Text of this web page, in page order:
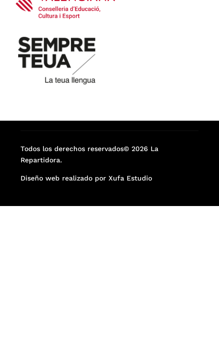
Todos los derechos reservados© 2026 La
Repartidora.
Diseño web realizado por Xufa Estudio